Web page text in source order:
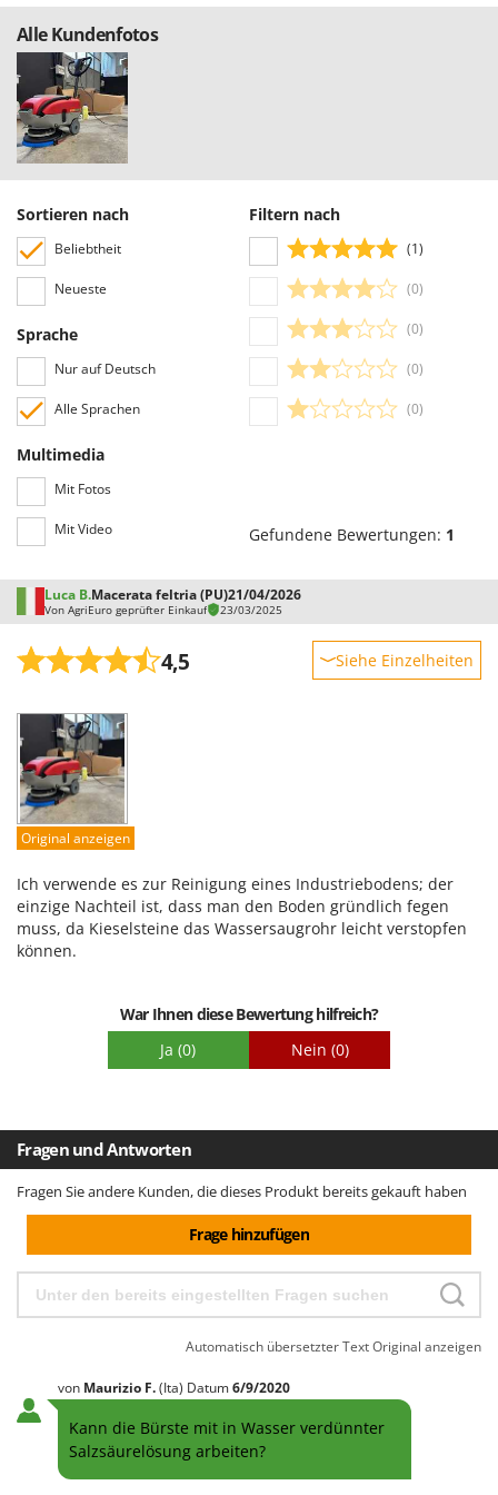
Alle Kundenfotos
Sortieren nach
Beliebtheit
Neueste
Sprache
Nur auf Deutsch
Alle Sprachen
Multimedia
Mit Fotos
Mit Video
Filtern nach
(1)
(0)
(0)
(0)
(0)
Gefundene Bewertungen: 1
Luca B.Macerata feltria (PU)21/04/2026
Von AgriEuro geprüfter Einkauf 23/03/2025
4,5 Siehe Einzelheiten
Leistung
Benutzerfreundlichkeit
Qualität / Preis
Schwierigkeitsgrad Zusammenbau
Original anzeigen
Ich verwende es zur Reinigung eines Industriebodens; der
einzige Nachteil ist, dass man den Boden gründlich fegen
muss, da Kieselsteine das Wassersaugrohr leicht verstopfen
können.
War Ihnen diese Bewertung hilfreich?
Ja (0) Nein (0)
Fragen und Antworten
Fragen Sie andere Kunden, die dieses Produkt bereits gekauft haben
Frage hinzufügen
Automatisch übersetzter TextOriginal anzeigen
von Maurizio F.(Ita) Datum6/9/2020
Kann die Bürste mit in Wasser verdünnter
Salzsäurelösung arbeiten?